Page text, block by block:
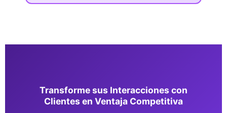
Transforme sus Interacciones con
Clientes en Ventaja Competitiva